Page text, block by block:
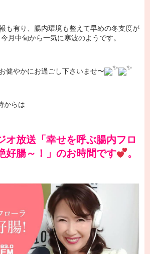
も有り、腸内環境も整えて早めの冬支度が
今月中旬から一気に寒波のようです。
健やかにお過ごし下さいませ〜
からは
オ放送「幸せを呼ぶ腸内フロ
好腸～！」のお時間です
。